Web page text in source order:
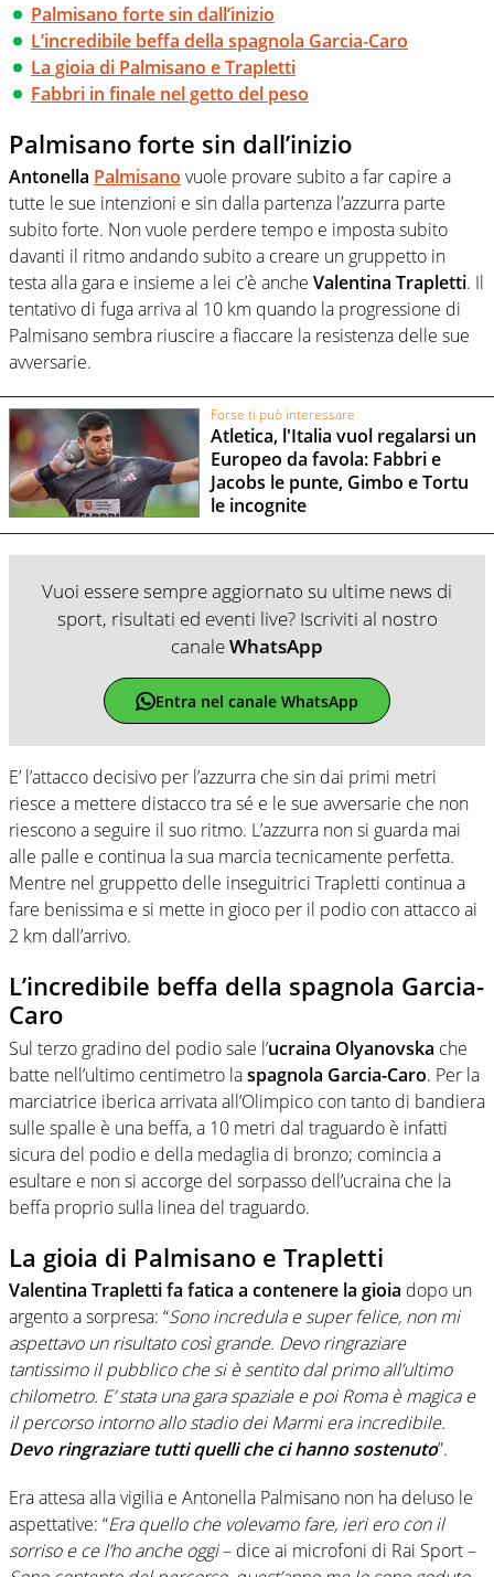
Palmisano forte sin dall’inizio
L’incredibile beffa della spagnola Garcia-Caro
La gioia di Palmisano e Trapletti
Fabbri in finale nel getto del peso
Palmisano forte sin dall’inizio
Antonella Palmisano vuole provare subito a far capire a
tutte le sue intenzioni e sin dalla partenza l’azzurra parte
subito forte. Non vuole perdere tempo e imposta subito
davanti il ritmo andando subito a creare un gruppetto in
testa alla gara e insieme a lei c’è anche Valentina Trapletti. Il
tentativo di fuga arriva al 10 km quando la progressione di
Palmisano sembra riuscire a fiaccare la resistenza delle sue
avversarie.
Forse ti può interessare
Atletica, l'Italia vuol regalarsi un
Europeo da favola: Fabbri e
Jacobs le punte, Gimbo e Tortu
le incognite
Vuoi essere sempre aggiornato su ultime news di
sport, risultati ed eventi live? Iscriviti al nostro
canaleWhatsApp
Entra nel canale WhatsApp
E’ l’attacco decisivo per l’azzurra che sin dai primi metri
riesce a mettere distacco tra sé e le sue avversarie che non
riescono a seguire il suo ritmo. L’azzurra non si guarda mai
alle palle e continua la sua marcia tecnicamente perfetta.
Mentre nel gruppetto delle inseguitrici Trapletti continua a
fare benissima e si mette in gioco per il podio con attacco ai
2 km dall’arrivo.
L’incredibile beffa della spagnola Garcia-
Caro
Sul terzo gradino del podio sale l’ucraina Olyanovska che
batte nell’ultimo centimetro laspagnola Garcia-Caro. Per la
marciatrice iberica arrivata all’Olimpico con tanto di bandiera
sulle spalle è una beffa, a 10 metri dal traguardo è infatti
sicura del podio e della medaglia di bronzo; comincia a
esultare e non si accorge del sorpasso dell’ucraina che la
beffa proprio sulla linea del traguardo.
La gioia di Palmisano e Trapletti
Valentina Trapletti fa fatica a contenere la gioia dopo un
argento a sorpresa: “Sono incredula e super felice, non mi
aspettavo un risultato così grande. Devo ringraziare
tantissimo il pubblico che si è sentito dal primo all’ultimo
chilometro. E’ stata una gara spaziale e poi Roma è magica e
il percorso intorno allo stadio dei Marmi era incredibile.
Devo ringraziare tutti quelli che ci hanno sostenuto”.
Era attesa alla vigilia e Antonella Palmisano non ha deluso le
aspettative: “Era quello che volevamo fare, ieri ero con il
sorriso e ce l’ho anche oggi– dice ai microfoni di Rai Sport –